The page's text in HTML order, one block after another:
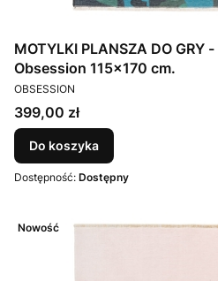
MOTYLKI PLANSZA DO GRY
Obsession 115x170 cm.
PRODUCENT
OBSESSION
Cena
399,00 zł
Do koszyka
Dostępność: Dostępny
Nowość